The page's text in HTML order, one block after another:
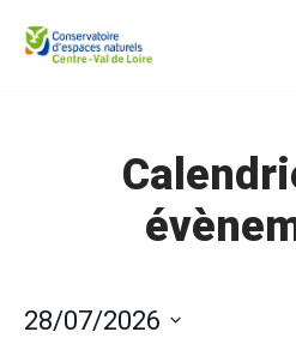
Aller
28/07/2026